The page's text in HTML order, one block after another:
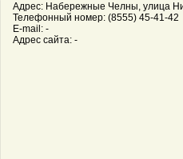
Адрес: Набережные Челны, улица
Телефонный номер: (8555) 45-41-42
E-mail: -
Адрес сайта: -